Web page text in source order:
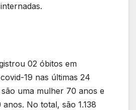
02 óbitos em
19 nas últimas 24
uma mulher 70 anos e
No total, são 1.138